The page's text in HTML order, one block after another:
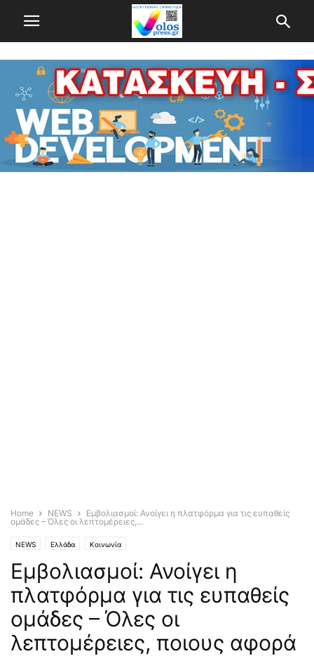
Home NEWS
Εμβολιασμοί: Ανοίγει η πλατφόρμα για τις ευπαθείς
ομάδες – Όλες οι λεπτομέρειες,...
NEWS Ελλάδα Κοινωνία
Εμβολιασμοί: Ανοίγει η
πλατφόρμα για τις ευπαθείς
ομάδες – Όλες οι
λεπτομέρειες, ποιους αφορά